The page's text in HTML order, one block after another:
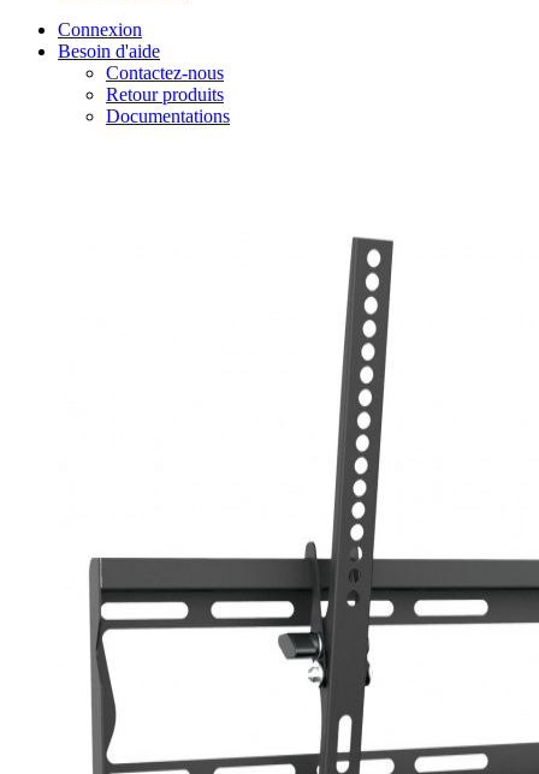
Connexion
Besoin d'aide
Contactez-nous
Retour produits
Documentations